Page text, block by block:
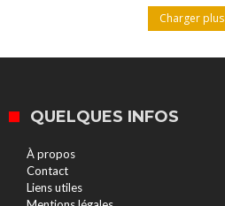
Charger plus
QUELQUES INFOS
À propos
Contact
Liens utiles